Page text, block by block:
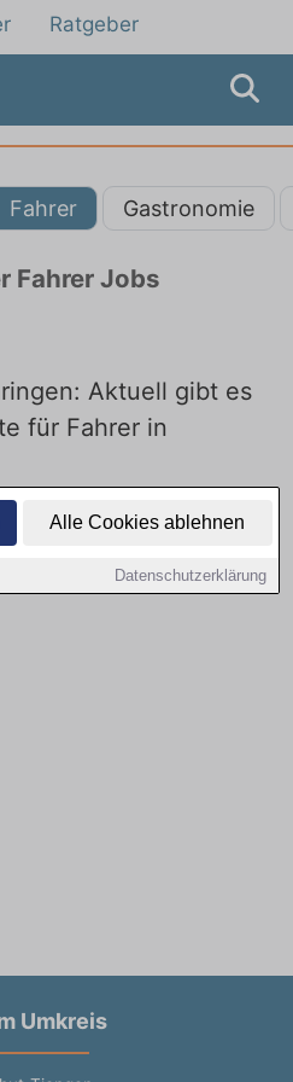
Alle Cookies ablehnen
Datenschutzerklärung
Ratgeber
Fahrer Gastronomie
Fahrer Jobs
Aktuell gibt es
für Fahrer in
in Lauchringen
Umkreis